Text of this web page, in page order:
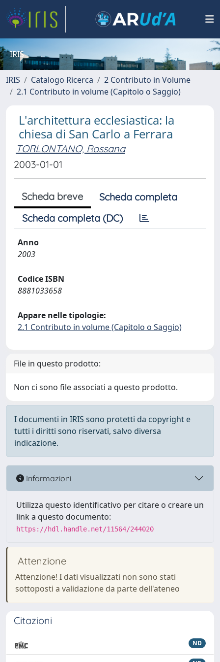
IRIS
IRIS Catalogo Ricerca
2 Contributo in Volume
2.1 Contributo in volume (Capitolo o Saggio)
L'architettura ecclesiastica: la
chiesa di San Carlo a Ferrara
TORLONTANO, Rossana
2003-01-01
Scheda breve
Scheda completa
Scheda completa (DC)
Anno
2003
Codice ISBN
8881033658
Appare nelle tipologie:
2.1 Contributo in volume (Capitolo o Saggio)
File in questo prodotto:
Non ci sono file associati a questo prodotto.
I documenti in IRIS sono protetti da copyright e
tutti i diritti sono riservati, salvo diversa
indicazione.
Informazioni
Utilizza questo identificativo per citare o creare un
link a questo documento:
https://hdl.handle.net/11564/244020
Attenzione
Attenzione! I dati visualizzati non sono stati
sottoposti a validazione da parte dell'ateneo
Citazioni
ND